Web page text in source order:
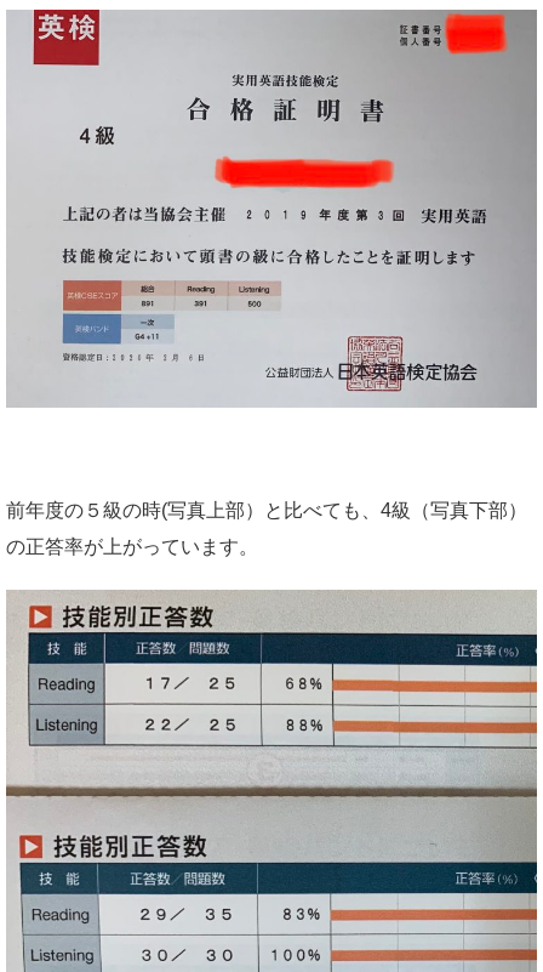
前年度の５級の時(写真上部）と比べても、4級（写真下部）
の正答率が上がっています。